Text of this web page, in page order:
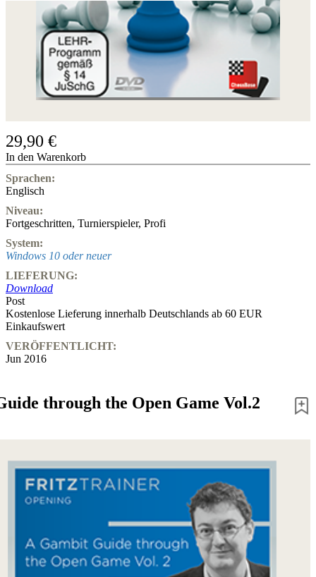
Login
WARENKORB
0ARTIKEL
0,00 €
✔
29,90 €
In den Warenkorb
Sprachen:
Englisch
Niveau:
Fortgeschritten, Turnierspieler, Profi
System:
Windows 10 oder neuer
LIEFERUNG:
Download
Post
Kostenlose Lieferung innerhalb Deutschlands ab 60 EUR
Einkaufswert
VERÖFFENTLICHT:
Jun 2016
through the Open Game Vol.2